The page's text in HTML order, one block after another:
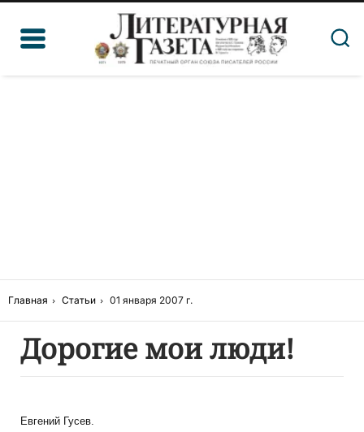
Главная Статьи 01 января 2007 г.
Дорогие мои люди!
Евгений Гусев.